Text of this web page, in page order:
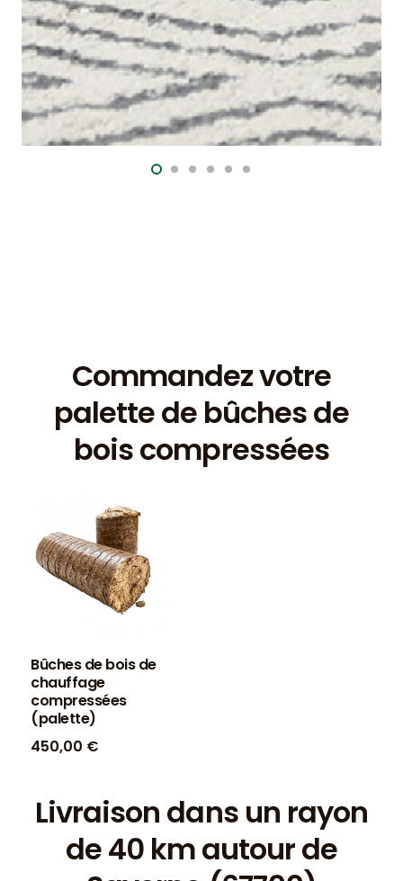
Commandez votre
palette de bûches de
bois compressées
Bûches de bois de
chauffage
compressées
(palette)
450,00 €
Livraison dans un rayon
de 40 km autour de